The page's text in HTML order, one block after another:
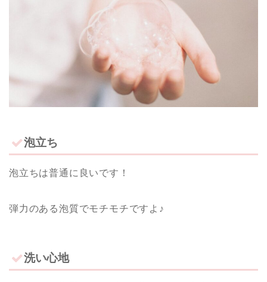
泡立ち
泡立ちは普通に良いです！
弾力のある泡質でモチモチですよ♪
洗い心地